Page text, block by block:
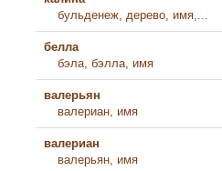
бульденеж, дерево, имя,...
белла
бэла, бэлла, имя
валерьян
валериан, имя
валериан
валерьян, имя